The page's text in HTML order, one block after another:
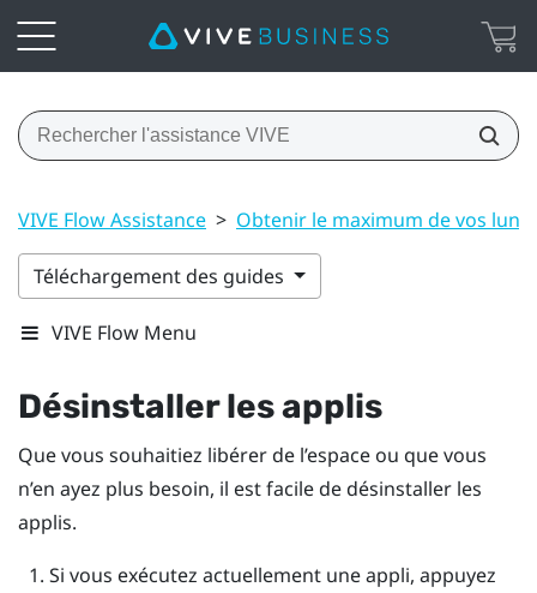
VIVE Flow Assistance > Obtenir le maximum de vos
Téléchargement des guides
VIVE Flow Menu
Désinstaller les applis
Que vous souhaitiez libérer de l’espace ou que vous
n’en ayez plus besoin, il est facile de désinstaller les
applis.
Si vous exécutez actuellement une appli, appuyez